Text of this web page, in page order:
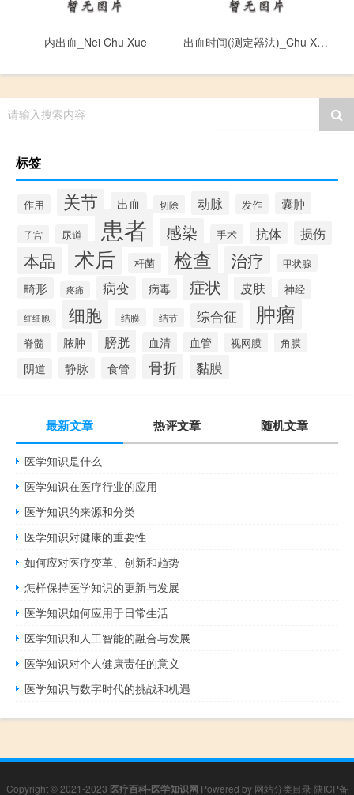
内出血_Nei Chu Xue 出血时间(测定器法)_Chu Xue Shi Jian ( Ce Ding Qi Fa )
请输入搜索内容
标签
作用 关节 出血 切除 动脉 发作 囊肿
子宫 尿道 患者 感染 手术 抗体 损伤
本品 术后 杆菌 检查 治疗 甲状腺
畸形 疼痛 病变 病毒 症状 皮肤 神经
红细胞 细胞 结膜 结节 综合征 肿瘤
脊髓 脓肿 膀胱 血清 血管 视网膜 角膜
阴道 静脉 食管 骨折 黏膜
最新文章 热评文章 随机文章
医学知识是什么
医学知识在医疗行业的应用
医学知识的来源和分类
医学知识对健康的重要性
如何应对医疗变革、创新和趋势
怎样保持医学知识的更新与发展
医学知识如何应用于日常生活
医学知识和人工智能的融合与发展
医学知识对个人健康责任的意义
医学知识与数字时代的挑战和机遇
Copyright © 2021-2023 医疗百科-医学知识网 Powered by 网站分类目录 陕ICP备